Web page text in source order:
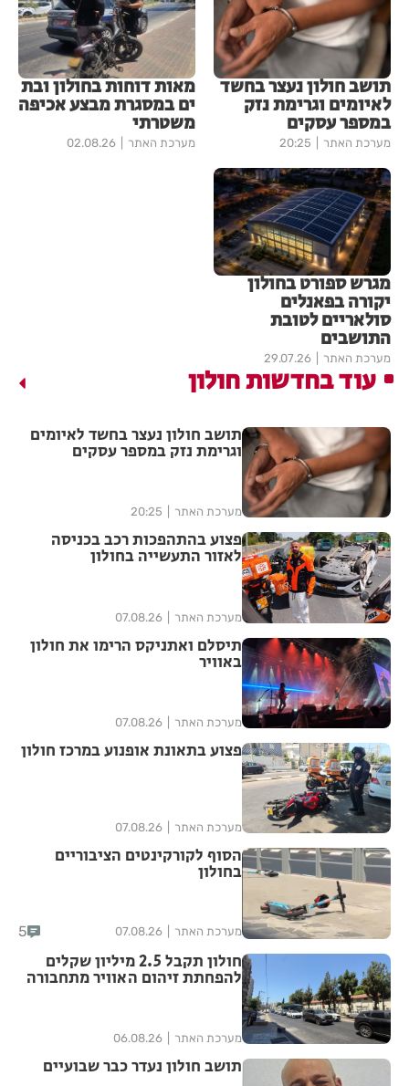
תושב חולון נעצר בחשד
לאיומים וגרימת נזק
במספר עסקים
מערכת האתר 20:25
מאות דוחות בחולון ובת
ים במסגרת מבצע אכיפה
משטרתי
מערכת האתר 02.08.26
מגרש ספורט בחולון
יקורה בפאנלים
סולאריים לטובת
התושבים
מערכת האתר 29.07.26
עוד בחדשות חולון
תושב חולון נעצר בחשד לאיומים
וגרימת נזק במספר עסקים
מערכת האתר 20:25
פצוע בהתהפכות רכב בכניסה
לאזור התעשייה בחולון
מערכת האתר 07.08.26
תיסלם ואתניקס הרימו את חולון
באוויר
מערכת האתר 07.08.26
פצוע בתאונת אופנוע במרכז חולון
מערכת האתר 07.08.26
הסוף לקורקינטים הציבוריים
בחולון
מערכת האתר 07.08.26
5
חולון תקבל 2.5 מיליון שקלים
להפחתת זיהום האוויר מתחבורה
מערכת האתר 06.08.26
תושב חולון נעדר כבר שבועיים